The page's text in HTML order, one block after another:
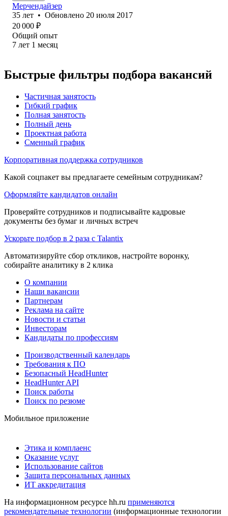
Мерчендайзер
35 лет • Обновлено 20 июля 2017
20 000 ₽
Общий опыт
7 лет 1 месяц
Быстрые фильтры подбора вакансий
Частичная занятость
Гибкий график
Полная занятость
Полный день
Проектная работа
Сменный график
Корпоративная поддержка сотрудников
Какой соцпакет вы предлагаете семейным сотрудникам?
Оформляйте кандидатов онлайн
Проверяйте сотрудников и подписывайте кадровые
документы без бумаг и личных встреч
Ускорьте подбор в 2 раза с Talantix
Автоматизируйте сбор откликов, настройте воронку,
собирайте аналитику в 2 клика
О компании
Наши вакансии
Партнерам
Реклама на сайте
Новости и статьи
Инвесторам
Кандидаты по профессиям
Производственный календарь
Требования к ПО
Безопасный HeadHunter
HeadHunter API
Поиск работы
Поиск по резюме
Мобильное приложение
Этика и комплаенс
Оказание услуг
Использование сайтов
Защита персональных данных
ИТ аккредитация
На информационном ресурсе hh.ru применяются
рекомендательные технологии (информационные технологии